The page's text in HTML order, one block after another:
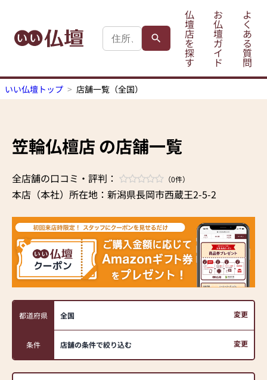
仏
壇
店
を
探
す
お
仏
壇
ガ
イ
ド
よ
く
あ
る
質
問
いい仏壇トップ 店舗一覧（全国）
笠輪仏檀店 の店舗一覧
全店舗の口コミ・評判： （0件）
本店（本社）所在地：新潟県長岡市西蔵王2-5-2
都道府県 全国 変更
条件 店舗の条件で絞り込む 変更